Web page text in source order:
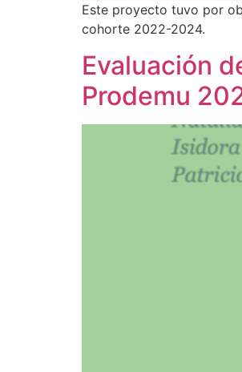
Este proyecto tuvo por
cohorte 2022-2024.
Evaluación
Prodemu